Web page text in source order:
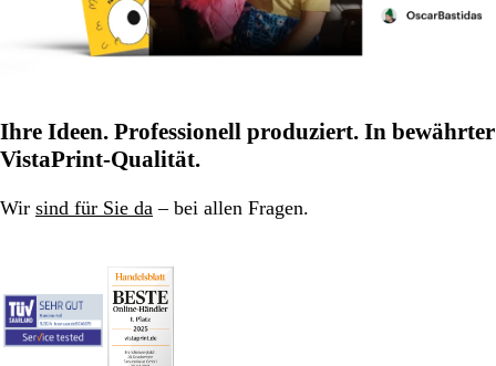
Ihre Ideen. Professionell produziert. In bewährter
VistaPrint-Qualität.
Wir sind für Sie da – bei allen Fragen.